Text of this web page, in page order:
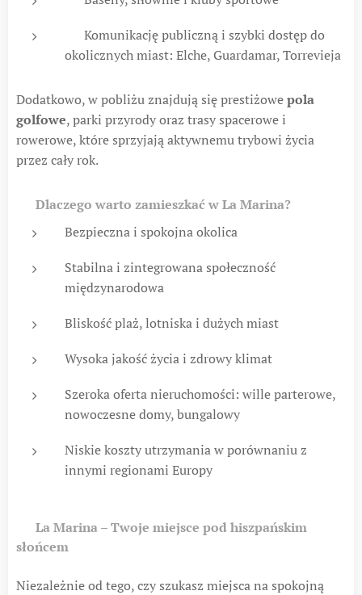
🚌 Komunikację publiczną i szybki dostęp do
okolicznych miast: Elche, Guardamar, Torrevieja
Dodatkowo, w pobliżu znajdują się prestiżowepola
golfowe, parki przyrody oraz trasy spacerowe i
rowerowe, które sprzyjają aktywnemu trybowi życia
przez cały rok.
Dlaczego warto zamieszkać w La Marina?
Bezpieczna i spokojna okolica
Stabilna i zintegrowana społeczność
międzynarodowa
Bliskość plaż, lotniska i dużych miast
Wysoka jakość życia i zdrowy klimat
Szeroka oferta nieruchomości: wille parterowe,
nowoczesne domy, bungalowy
Niskie koszty utrzymania w porównaniu z
innymi regionami Europy
La Marina – Twoje miejsce pod hiszpańskim
słońcem
Niezależnie od tego, czy szukasz miejsca na spokojną